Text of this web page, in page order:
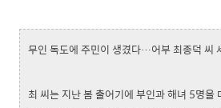
무인 독도에 주민이 생겼다…어부 최종덕 씨
최 씨는 지난 봄 출어기에 부인과 해녀 5명을